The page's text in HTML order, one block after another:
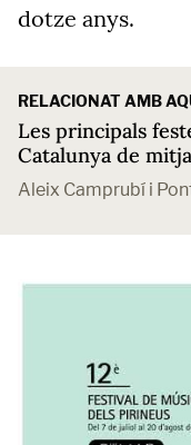
dotze anys.
RELACIONAT AMB
Les principals
Catalunya de
Aleix Camprubí i